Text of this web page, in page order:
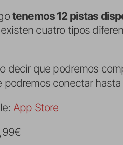
tenemos 12 pistas
cuatro tipos
decir que podremos
podremos conectar
App Store